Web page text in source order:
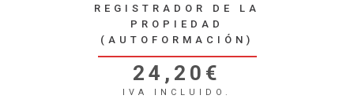
REGISTRADOR DE LA
PROPIEDAD
(AUTOFORMACIÓN)
24,20 €
IVA INCLUIDO.